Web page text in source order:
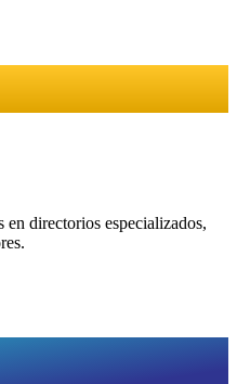
directorios especializados,